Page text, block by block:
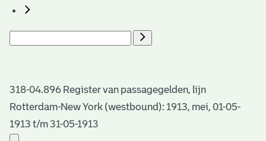
318-04.896 Register van passagegelden, lijn
Rotterdam-New York (westbound): 1913, mei, 01-05-
1913 t/m 31-05-1913